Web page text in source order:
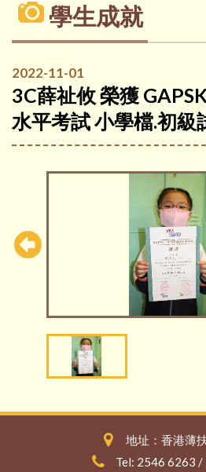
學生成就
2022-11-01
3C薛祉攸 榮獲
水平考試 小學檔.初級
地址：香港薄
Tel: 2546 6263